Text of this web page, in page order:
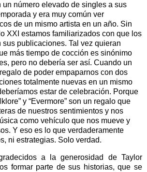
un número elevado de singles a sus
y era muy común ver
de un mismo artista en un año. Sin
XXI estamos familiarizados con que los
publicaciones. Tal vez quieran
más tiempo de cocción es sinónimo
pero no debería ser así. Cuando un
de poder empaparnos con dos
totalmente nuevas en un mismo
estar de celebración. Porque
y “Evermore” son un regalo que
de nuestros sentimientos y nos
como vehículo que nos mueve y
Y eso es lo que verdaderamente
ni estrategias. Solo verdad.
a la generosidad de Taylor
formar parte de sus historias, que se